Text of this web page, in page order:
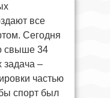
все
Сегодня
свыше 34
задача –
частью
спорт был